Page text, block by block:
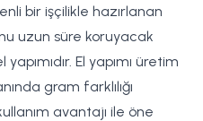
bir işçilikle hazırlanan
uzun süre koruyacak
El yapımı üretim
gram farklılığı
avantajı ile öne